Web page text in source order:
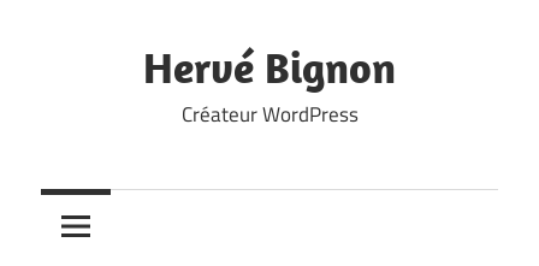
Hervé Bignon
Créateur WordPress